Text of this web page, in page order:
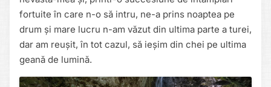
fortuite în care n-o să intru, ne-a prins noaptea pe
drum și mare lucru n-am văzut din ultima parte a turei,
dar am reușit, în tot cazul, să ieșim din chei pe ultima
geană de lumină.